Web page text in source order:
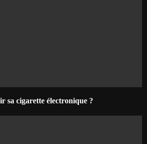
sa cigarette électronique ?